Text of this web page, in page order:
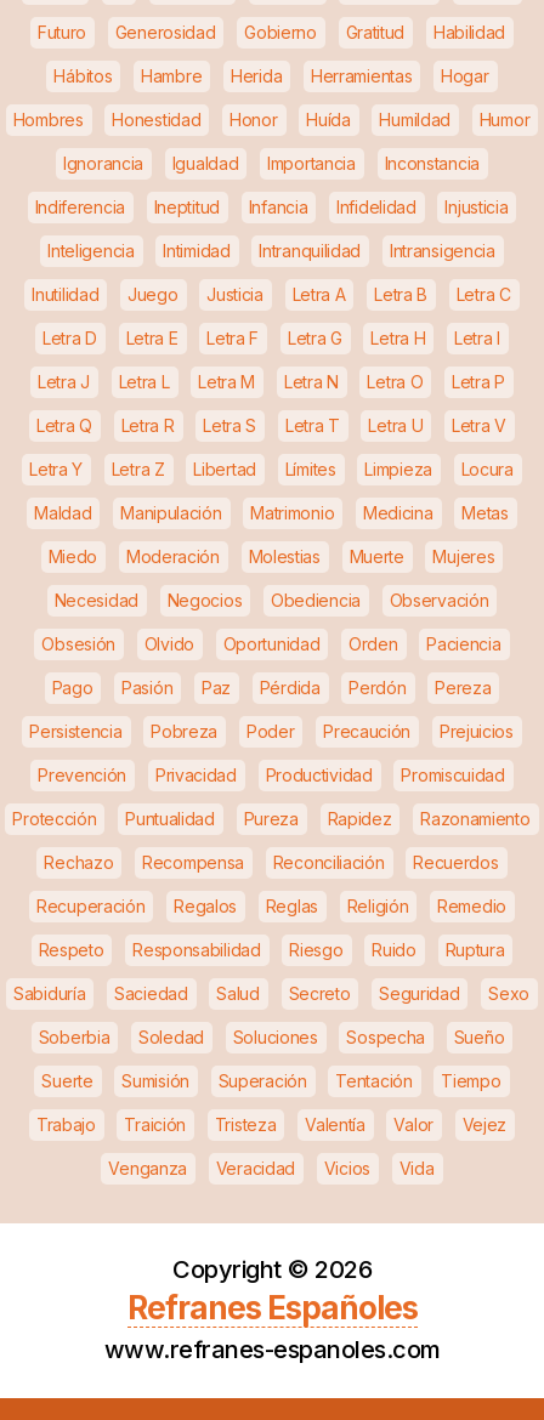
Futuro Generosidad Gobierno Gratitud Habilidad
Hábitos Hambre Herida Herramientas Hogar
Hombres Honestidad Honor Huída Humildad Humor
Ignorancia Igualdad Importancia Inconstancia
Indiferencia Ineptitud Infancia Infidelidad Injusticia
Inteligencia Intimidad Intranquilidad Intransigencia
Inutilidad Juego Justicia Letra A Letra B Letra C
Letra D Letra E Letra F Letra G Letra H Letra I
Letra J Letra L Letra M Letra N Letra O Letra P
Letra Q Letra R Letra S Letra T Letra U Letra V
Letra Y Letra Z Libertad Límites Limpieza Locura
Maldad Manipulación Matrimonio Medicina Metas
Miedo Moderación Molestias Muerte Mujeres
Necesidad Negocios Obediencia Observación
Obsesión Olvido Oportunidad Orden Paciencia
Pago Pasión Paz Pérdida Perdón Pereza
Persistencia Pobreza Poder Precaución Prejuicios
Prevención Privacidad Productividad Promiscuidad
Protección Puntualidad Pureza Rapidez Razonamiento
Rechazo Recompensa Reconciliación Recuerdos
Recuperación Regalos Reglas Religión Remedio
Respeto Responsabilidad Riesgo Ruido Ruptura
Sabiduría Saciedad Salud Secreto Seguridad Sexo
Soberbia Soledad Soluciones Sospecha Sueño
Suerte Sumisión Superación Tentación Tiempo
Trabajo Traición Tristeza Valentía Valor Vejez
Venganza Veracidad Vicios Vida
Copyright © 2026
Refranes Españoles
www.refranes-espanoles.com